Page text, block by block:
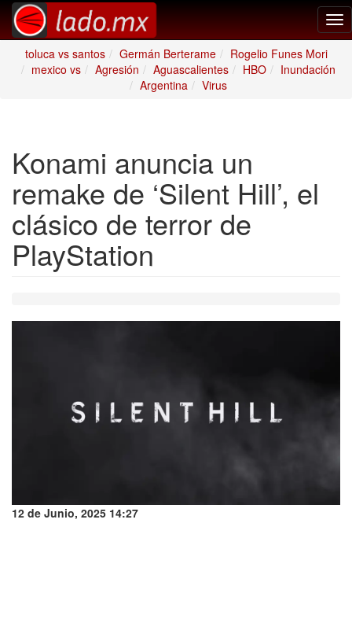
toluca vs santos
Germán Berterame
Rogelio Funes Mori
mexico vs
Agresión Aguascalientes HBO
Inundación
Argentina
Virus
Konami anuncia un
remake de ‘Silent Hill’, el
clásico de terror de
PlayStation
12 de Junio, 2025 14:27